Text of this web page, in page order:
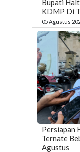
Bupati
KDMP Di
05 Agustus
Persiapan
Ternate
Agustus